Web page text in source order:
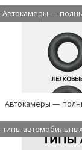
Автокамеры —
Автокамеры —
типы